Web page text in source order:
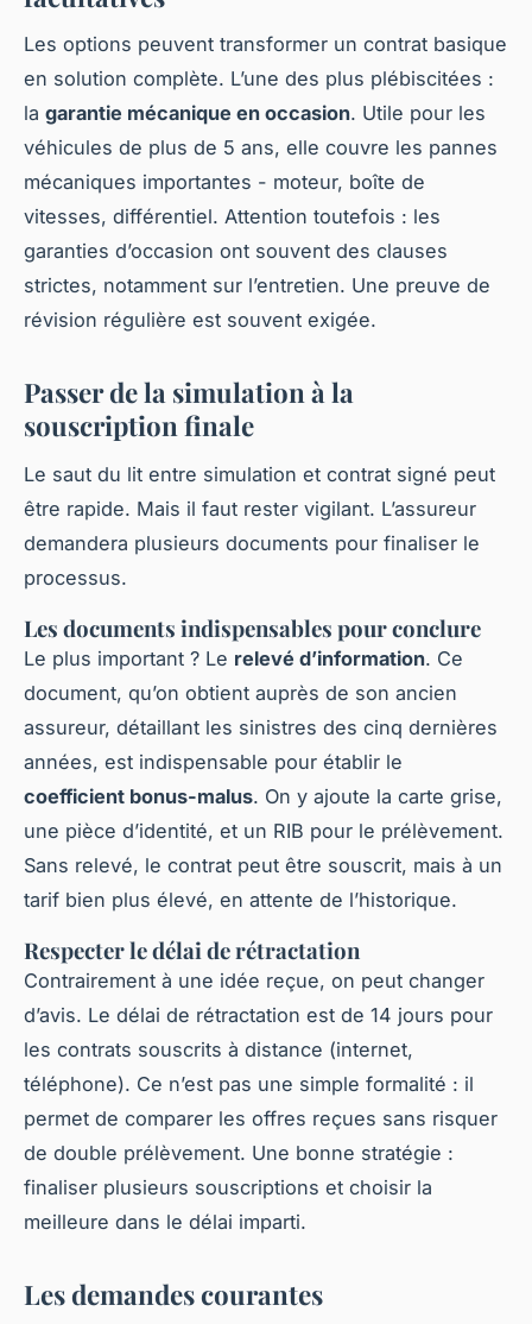
Les options peuvent transformer un contrat basique
en solution complète. L’une des plus plébiscitées :
la garantie mécanique en occasion. Utile pour les
véhicules de plus de 5 ans, elle couvre les pannes
mécaniques importantes - moteur, boîte de
vitesses, différentiel. Attention toutefois : les
garanties d’occasion ont souvent des clauses
strictes, notamment sur l’entretien. Une preuve de
révision régulière est souvent exigée.
Passer de la simulation à la
souscription finale
Le saut du lit entre simulation et contrat signé peut
être rapide. Mais il faut rester vigilant. L’assureur
demandera plusieurs documents pour finaliser le
processus.
Les documents indispensables pour conclure
Le plus important ? Le relevé d’information. Ce
document, qu’on obtient auprès de son ancien
assureur, détaillant les sinistres des cinq dernières
années, est indispensable pour établir le
coefficient bonus-malus. On y ajoute la carte grise,
une pièce d’identité, et un RIB pour le prélèvement.
Sans relevé, le contrat peut être souscrit, mais à un
tarif bien plus élevé, en attente de l’historique.
Respecter le délai de rétractation
Contrairement à une idée reçue, on peut changer
d’avis. Le délai de rétractation est de 14 jours pour
les contrats souscrits à distance (internet,
téléphone). Ce n’est pas une simple formalité : il
permet de comparer les offres reçues sans risquer
de double prélèvement. Une bonne stratégie :
finaliser plusieurs souscriptions et choisir la
meilleure dans le délai imparti.
Les demandes courantes